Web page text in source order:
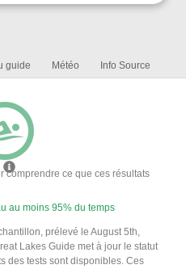
guide Météo Info Source
comprendre ce que ces résultats
au moins 95% du temps
prélevé le August 5th,
Lakes Guide met à jour le statut
des tests sont disponibles. Ces